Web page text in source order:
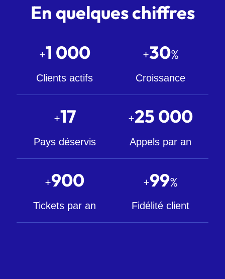
En quelques chiffres
+1 000
Clients actifs
+30%
Croissance
+17
Pays déservis
+25 000
Appels par an
+900
Tickets par an
+99%
Fidélité client